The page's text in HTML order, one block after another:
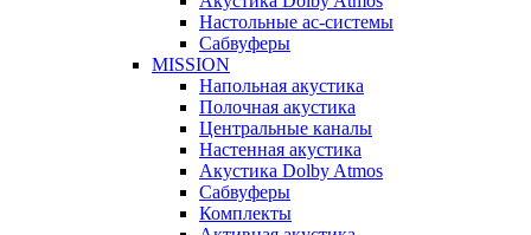
Настольные ас-системы
Сабвуферы
MISSION
Напольная акустика
Полочная акустика
Центральные каналы
Настенная акустика
Акустика Dolby Atmos
Сабвуферы
Комплекты